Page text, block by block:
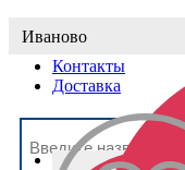
Выберите
Иваново
Контакты
Доставка